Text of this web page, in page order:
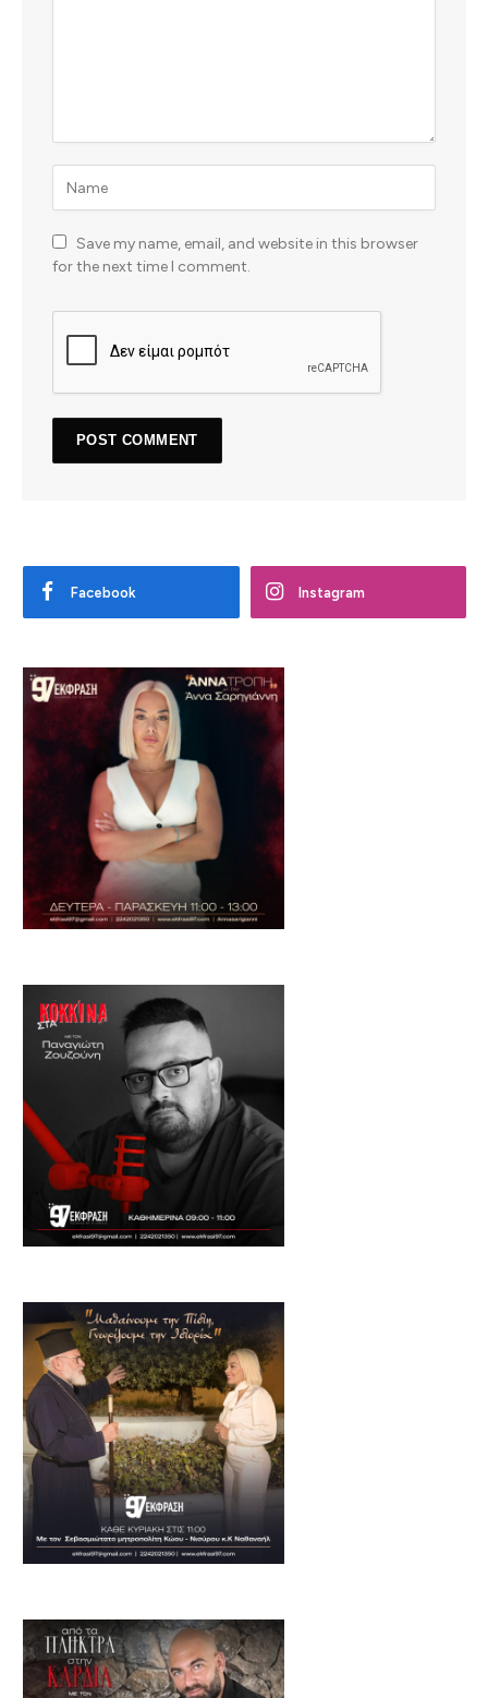
Save my name, email, and website in this browser
for the next time I comment.
Facebook Instagram